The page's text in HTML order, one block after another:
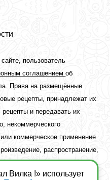
пользователь
соглашениемоб
Права на размещённые
рецепты, принадлежат их
и передавать их
некоммерческого
коммерческое применение
распространение,
лишь при наличии
правообладателя.
Вилка !» использует